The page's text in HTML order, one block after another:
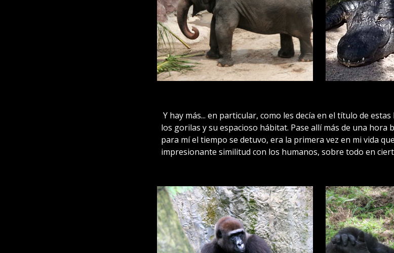
Y hay más... en particular, como les decía en el título de
los gorilas y su espacioso hábitat. Pase allí más de una
para mí el tiempo se detuvo, era la primera vez en mi vida
impresionante similitud con los humanos, sobre todo en